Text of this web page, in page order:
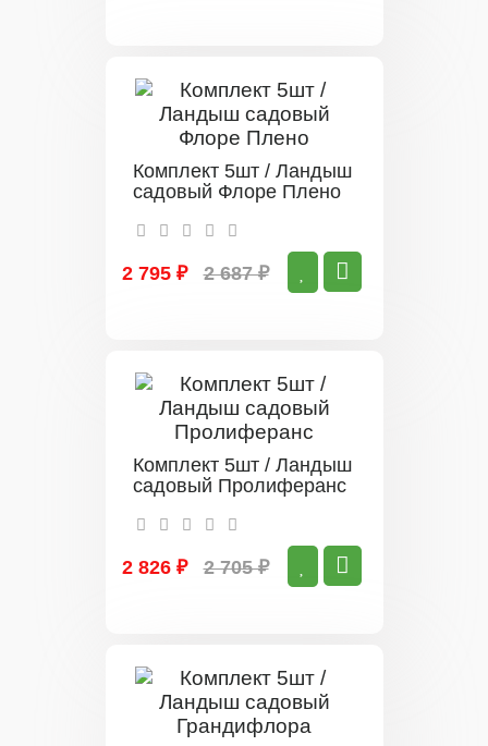
Комплект 5шт / Ландыш
садовый Флоре Плено
2 795 ₽ 2 687 ₽
Комплект 5шт / Ландыш
садовый Пролиферанс
2 826 ₽ 2 705 ₽